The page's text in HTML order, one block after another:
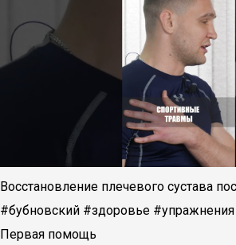
Восстановление плечевого сустава
#бубновский #здоровье
Первая помощь